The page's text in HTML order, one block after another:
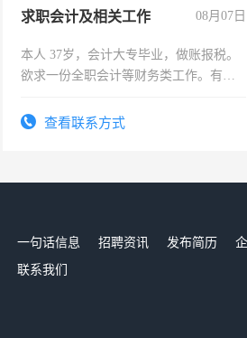
求职会计及相关工作 08月07日
本人 37岁，会计大专毕业，做账报税。
欲求一份全职会计等财务类工作。有会
查看联系方式
一句话信息 招聘资讯 发布简历
联系我们